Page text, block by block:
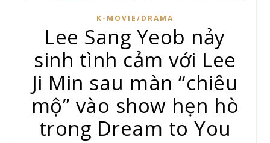
K-MOVIE/DRAMA
Lee Sang Yeob nảy
sinh tình cảm với Lee
Ji Min sau màn “chiêu
mộ” vào show hẹn hò
trong Dream to You